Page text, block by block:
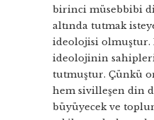
birinci müsebbibi
altında tutmak
ideolojisi olmuştur.
ideolojinin
tutmuştur. Çünkü
hem sivilleşen din
büyüyecek ve